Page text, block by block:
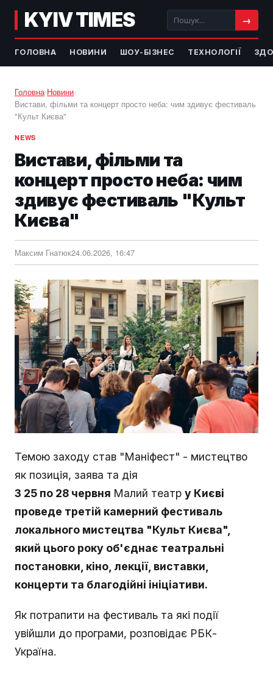
KYIV TIMES →
ГОЛОВНА НОВИНИ ШОУ-БІЗНЕС ТЕХНОЛОГІЇ
Головна›Новини›
Вистави, фільми та концерт просто неба: чим здивує фестиваль
"Культ Києва"
NEWS
Вистави, фільми та
концерт просто неба: чим
здивує фестиваль "Культ
Києва"
Максим Гнатюк24.06.2026, 16:47
Темою заходу став "Маніфест" - мистецтво
як позиція, заява та дія
З 25 по 28 червня Малий театр у Києві
проведе третій камерний фестиваль
локального мистецтва "Культ Києва",
який цього року об'єднає театральні
постановки, кіно, лекції, виставки,
концерти та благодійні ініціативи.
Як потрапити на фестиваль та які події
увійшли до програми, розповідає РБК-
Україна.